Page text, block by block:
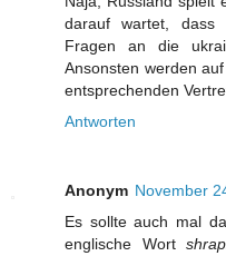
darauf wartet, dass
Fragen an die
Ansonsten werden
entsprechenden
Antworten
Anonym November
Es sollte auch mal
englische Wort